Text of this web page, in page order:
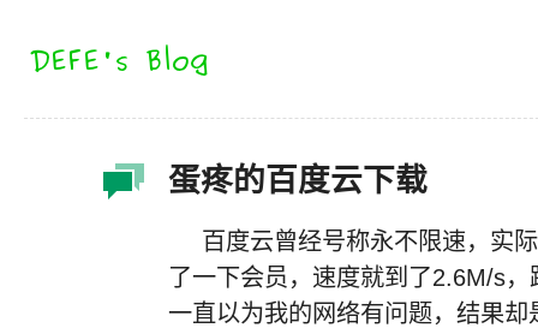
蛋疼的百度云下载
百度云曾经号称永不限速，实
了一下会员，速度就到了2.6M/s
一直以为我的网络有问题，结果